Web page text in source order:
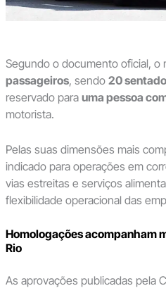
Segundo o documento oficial,
passageiros, sendo 20
reservado para uma pessoa
motorista.
Pelas suas dimensões mais
indicado para operações em
vias estreitas e serviços
flexibilidade operacional das
Homologações acompanham
Rio
As aprovações publicadas pela